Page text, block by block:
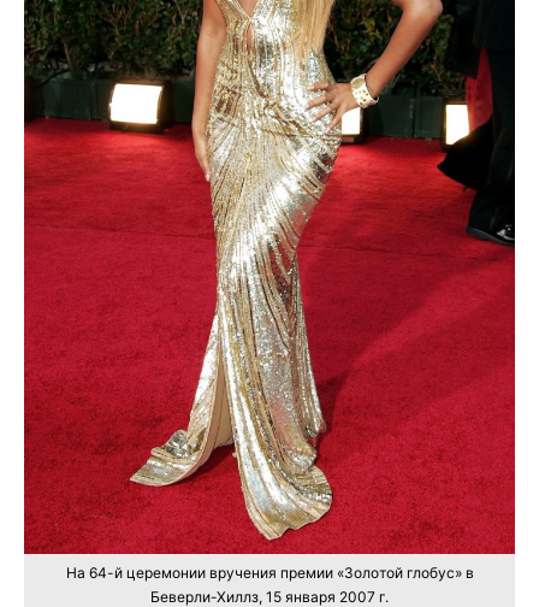
На 64-й церемонии вручения премии «Золотой глобус» в
Беверли-Хиллз, 15 января 2007 г.